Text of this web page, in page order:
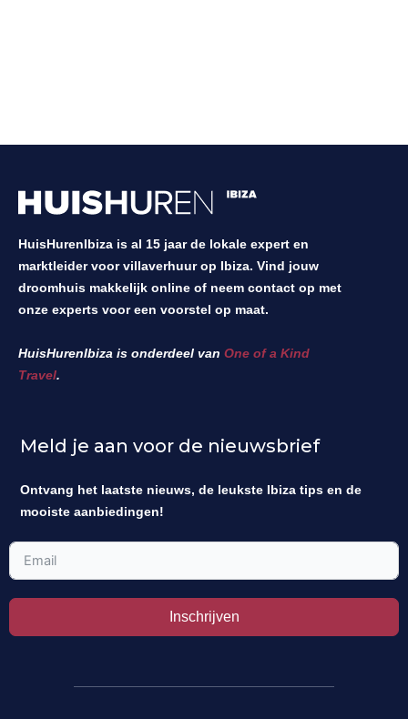
HuisHurenIbiza is al 15 jaar de lokale expert en
marktleider voor villaverhuur op Ibiza. Vind jouw
droomhuis makkelijk online of neem contact op met
onze experts voor een voorstel op maat.
HuisHurenIbiza is onderdeel van One of a Kind
Travel.
Meld je aan voor de nieuwsbrief
Ontvang het laatste nieuws, de leukste Ibiza tips en de
mooiste aanbiedingen!
Inschrijven